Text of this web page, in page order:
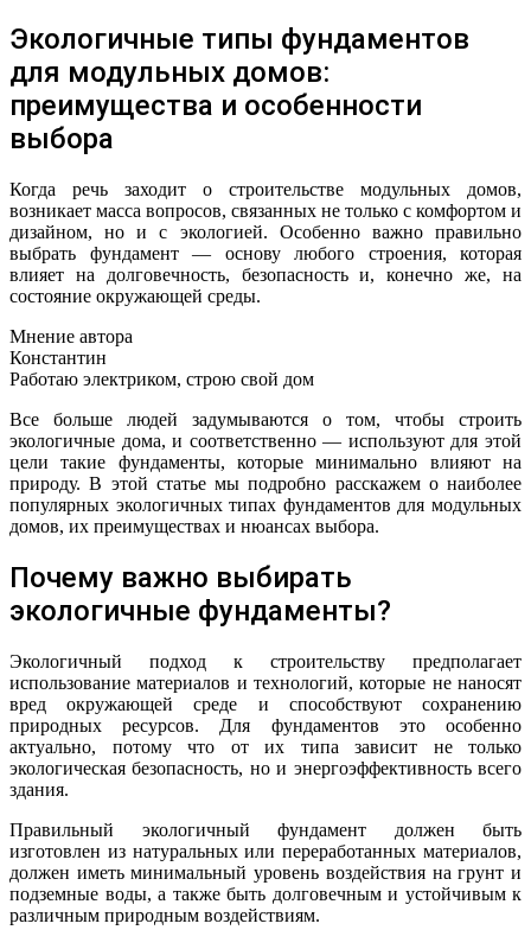
Экологичные типы фундаментов
для модульных домов:
преимущества и особенности
выбора
Когда речь заходит о строительстве модульных домов,
возникает масса вопросов, связанных не только с комфортом и
дизайном, но и с экологией. Особенно важно правильно
выбрать фундамент — основу любого строения, которая
влияет на долговечность, безопасность и, конечно же, на
состояние окружающей среды.
Мнение автора
Константин
Работаю электриком, строю свой дом
Все больше людей задумываются о том, чтобы строить
экологичные дома, и соответственно — используют для этой
цели такие фундаменты, которые минимально влияют на
природу. В этой статье мы подробно расскажем о наиболее
популярныx экологичных типах фундаментов для модульных
домов, их преимуществах и нюансах выбора.
Почему важно выбирать
экологичные фундаменты?
Экологичный подход к строительству предполагает
использование материалов и технологий, которые не наносят
вред окружающей среде и способствуют сохранению
природных ресурсов. Для фундаментов это особенно
актуально, потому что от их типа зависит не только
экологическая безопасность, но и энергоэффективность всего
здания.
Правильный экологичный фундамент должен быть
изготовлен из натуральных или переработанных материалов,
должен иметь минимальный уровень воздействия на грунт и
подземные воды, а также быть долговечным и устойчивым к
различным природным воздействиям.